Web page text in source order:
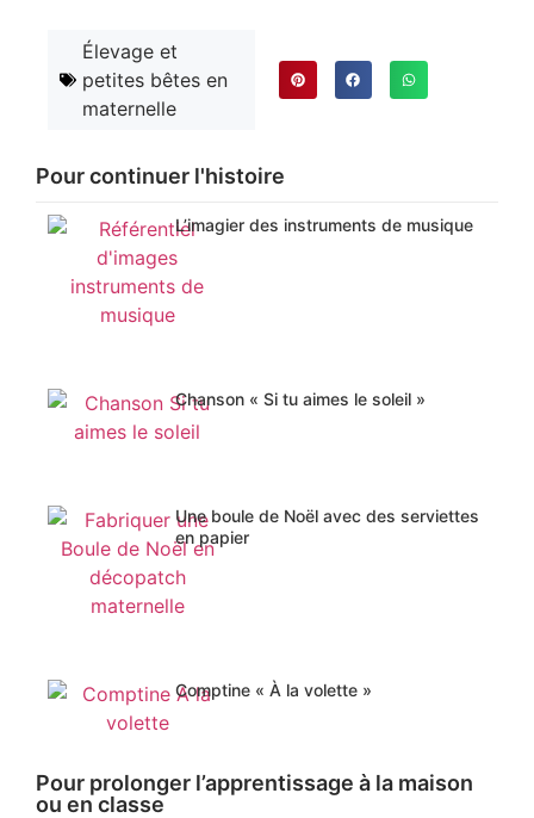
Élevage et
petites bêtes en
maternelle
Pour continuer l'histoire
L’imagier des instruments de musique
Chanson « Si tu aimes le soleil »
Une boule de Noël avec des serviettes
en papier
Comptine « À la volette »
Pour prolonger l’apprentissage à la maison
ou en classe